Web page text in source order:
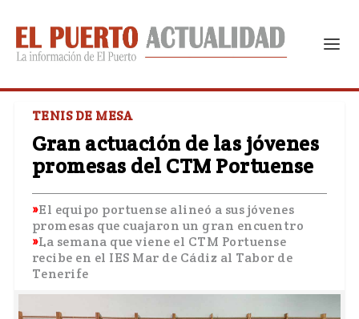
TENIS DE MESA
Gran actuación de las jóvenes
promesas del CTM Portuense
El equipo portuense alineó a sus jóvenes
promesas que cuajaron un gran encuentro
La semana que viene el CTM Portuense
recibe en el IES Mar de Cádiz al Tabor de
Tenerife